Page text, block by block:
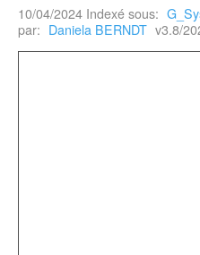
10/04/2024 Indexé sous:
par: Daniela BERNDT v3.8/